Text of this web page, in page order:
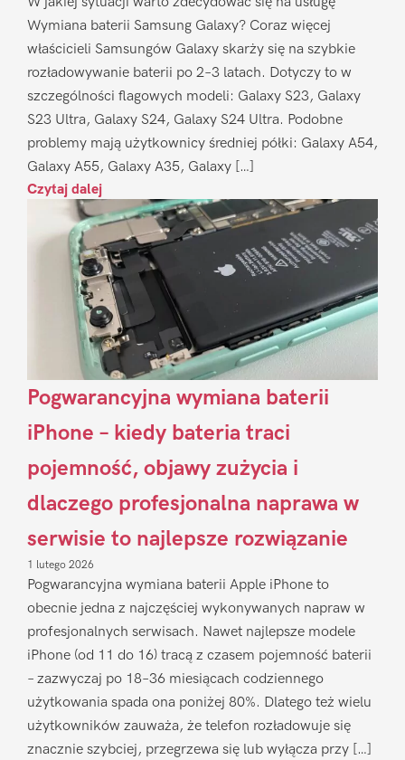
Wymiana baterii Samsung Galaxy? Coraz więcej
właścicieli Samsungów Galaxy skarży się na szybkie
rozładowywanie baterii po 2–3 latach. Dotyczy to w
szczególności flagowych modeli: Galaxy S23, Galaxy
S23 Ultra, Galaxy S24, Galaxy S24 Ultra. Podobne
problemy mają użytkownicy średniej półki: Galaxy A54,
Galaxy A55, Galaxy A35, Galaxy […]
Czytaj dalej
Pogwarancyjna wymiana baterii
iPhone – kiedy bateria traci
pojemność, objawy zużycia i
dlaczego profesjonalna naprawa w
serwisie to najlepsze rozwiązanie
1 lutego 2026
Pogwarancyjna wymiana baterii Apple iPhone to
obecnie jedna z najczęściej wykonywanych napraw w
profesjonalnych serwisach. Nawet najlepsze modele
iPhone (od 11 do 16) tracą z czasem pojemność baterii
– zazwyczaj po 18–36 miesiącach codziennego
użytkowania spada ona poniżej 80%. Dlatego też wielu
użytkowników zauważa, że telefon rozładowuje się
znacznie szybciej, przegrzewa się lub wyłącza przy […]